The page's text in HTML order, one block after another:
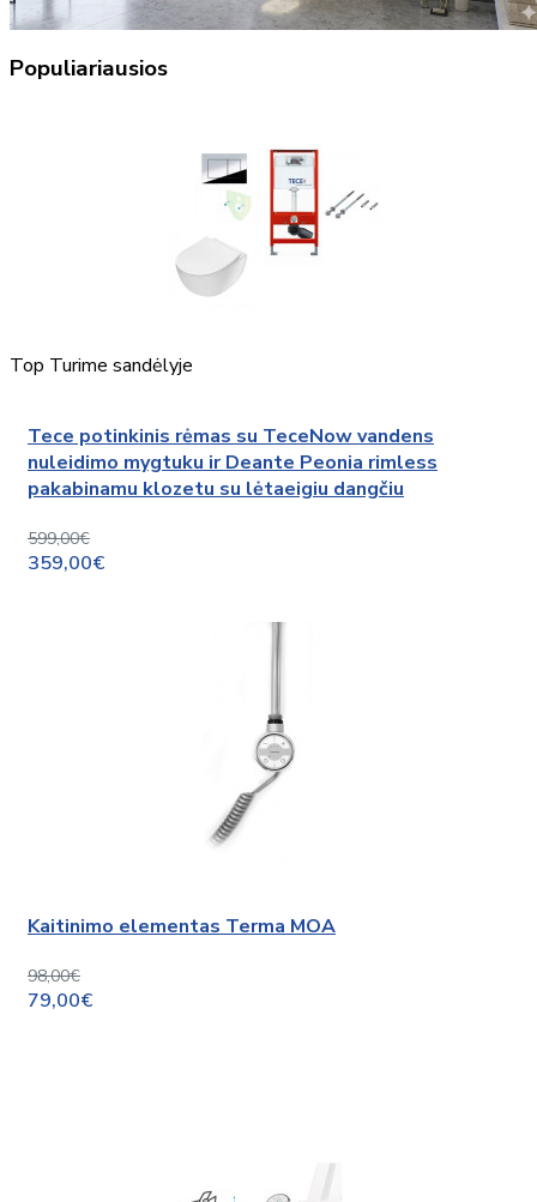
Populiariausios
Top Turime sandėlyje
Tece potinkinis rėmas su TeceNow vandens
nuleidimo mygtuku ir Deante Peonia rimless
pakabinamu klozetu su lėtaeigiu dangčiu
599,00€
359,00€
Kaitinimo elementas Terma MOA
98,00€
79,00€